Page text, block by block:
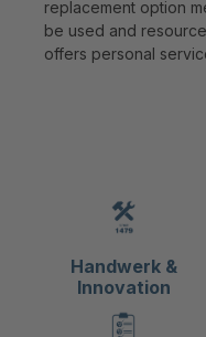
replacement option
be used and
offers personal
Handwerk &
Innovation